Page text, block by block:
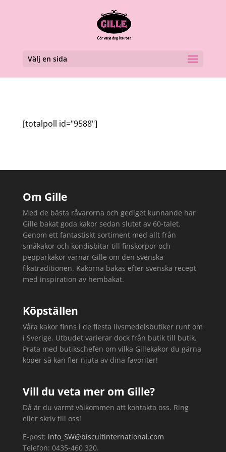
Välj en sida
[totalpoll id="9588"]
Om Gille
Med de bästa råvarorna och gediget kunnande har
Gille bakat goda kakor sedan slutet av 60-talet.
Genom ett fantastiskt sortiment med allt från
småkakor och kondisbitar till finskorpor och
pepparkakor värnar Gille om den svenska
fikatraditionen. Kakorna bakas efter svenska recept
med inspiration av hembakat.
Köpställen
Våra kakor finns i de flesta livsmedelsbutiker runt om
i Sverige. Utbudet varierar dock från butik till butik.
Prata med butikschefen om vilka Gillekakor du gärna
köper så kan fler njuta av dina favoriter!
Vill du veta mer om Gille?
Då är du varmt välkommen att kontakta oss. Ring
eller skriv till oss!
E-post: info_SW@biscuitinternational.com
Telefon: 0435-460 320.